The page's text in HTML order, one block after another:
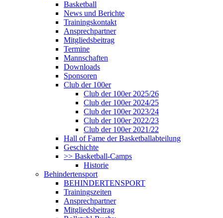
Basketball
News und Berichte
Trainingskontakt
Ansprechpartner
Mitgliedsbeitrag
Termine
Mannschaften
Downloads
Sponsoren
Club der 100er
Club der 100er 2025/26
Club der 100er 2024/25
Club der 100er 2023/24
Club der 100er 2022/23
Club der 100er 2021/22
Hall of Fame der Basketballabteilung
Geschichte
>> Basketball-Camps
Historie
Behindertensport
BEHINDERTENSPORT
Trainingszeiten
Ansprechpartner
Mitgliedsbeitrag